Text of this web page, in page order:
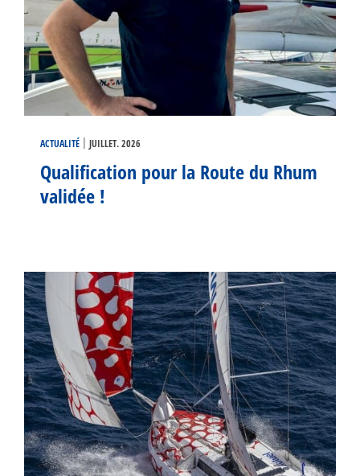
ACTUALITÉ | JUILLET. 2026
Qualification pour la Route du Rhum
validée !